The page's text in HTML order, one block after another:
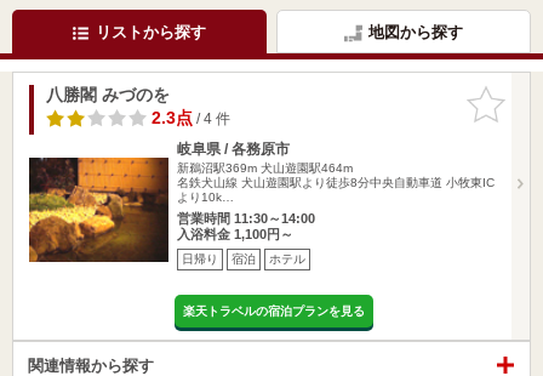
リストから探す 地図から探す
お気に入
りに追加
八勝閣 みづのを
2.3点/ 4 件
岐阜県 / 各務原市
新鵜沼駅369m 犬山遊園駅464m
名鉄犬山線 犬山遊園駅より徒歩8分中央自動車道 小牧東IC
より10k…
営業時間 11:30～14:00
入浴料金 1,100円～
日帰り 宿泊 ホテル
楽天トラベルの宿泊プランを見る
関連情報から探す